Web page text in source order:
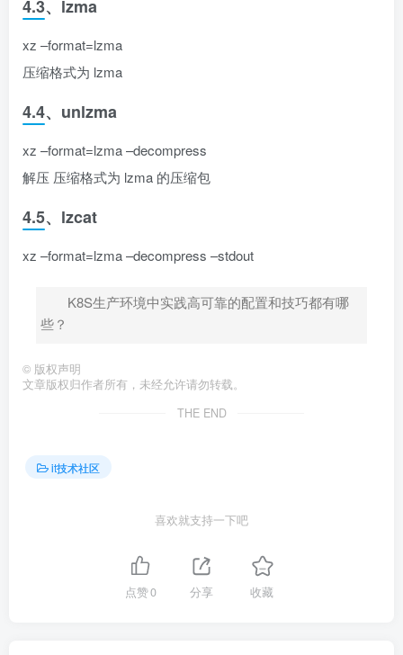
4.3、lzma
xz –format=lzma
压缩格式为 lzma
4.4、unlzma
xz –format=lzma –decompress
解压 压缩格式为 lzma 的压缩包
4.5、lzcat
xz –format=lzma –decompress –stdout
K8S生产环境中实践高可靠的配置和技巧都有哪
些？
© 版权声明
文章版权归作者所有，未经允许请勿转载。
THE END
it技术社区
喜欢就支持一下吧
点赞0 分享 收藏